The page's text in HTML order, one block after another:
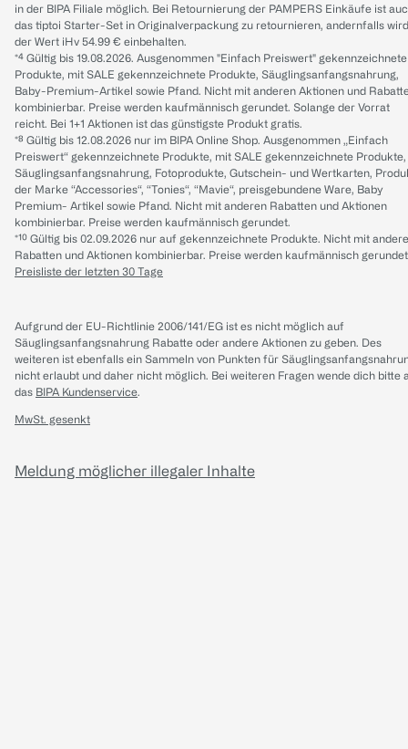
in der BIPA Filiale möglich. Bei Retournierung der PAMPERS Einkäufe ist
das tiptoi Starter-Set in Originalverpackung zu retournieren, andernfalls wird
der Wert iHv 54.99 € einbehalten.
*⁴ Gültig bis 19.08.2026. Ausgenommen "Einfach Preiswert" gekennzeichnete
Produkte, mit SALE gekennzeichnete Produkte, Säuglingsanfangsnahrung,
Baby-Premium-Artikel sowie Pfand. Nicht mit anderen Aktionen und
kombinierbar. Preise werden kaufmännisch gerundet. Solange der Vorrat
reicht. Bei 1+1 Aktionen ist das günstigste Produkt gratis.
*⁸ Gültig bis 12.08.2026 nur im BIPA Online Shop. Ausgenommen „Einfach
Preiswert“ gekennzeichnete Produkte, mit SALE gekennzeichnete Produkte,
Säuglingsanfangsnahrung, Fotoprodukte, Gutschein- und Wertkarten,
der Marke “Accessories“, “Tonies“, “Mavie“, preisgebundene Ware, Baby
Premium- Artikel sowie Pfand. Nicht mit anderen Rabatten und Aktionen
kombinierbar. Preise werden kaufmännisch gerundet.
*¹⁰ Gültig bis 02.09.2026 nur auf gekennzeichnete Produkte. Nicht mit
Rabatten und Aktionen kombinierbar. Preise werden kaufmännisch
Preisliste der letzten 30 Tage
Aufgrund der EU-Richtlinie 2006/141/EG ist es nicht möglich auf
Säuglingsanfangsnahrung Rabatte oder andere Aktionen zu geben. Des
weiteren ist ebenfalls ein Sammeln von Punkten für
nicht erlaubt und daher nicht möglich. Bei weiteren Fragen wende dich bitte
das BIPA Kundenservice.
MwSt. gesenkt
Meldung möglicher illegaler Inhalte